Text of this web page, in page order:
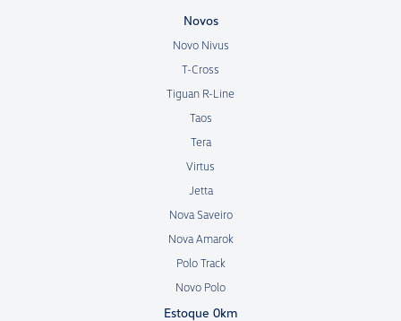
Novos
Novo Nivus
T-Cross
Tiguan R-Line
Taos
Tera
Virtus
Jetta
Nova Saveiro
Nova Amarok
Polo Track
Novo Polo
Estoque 0km